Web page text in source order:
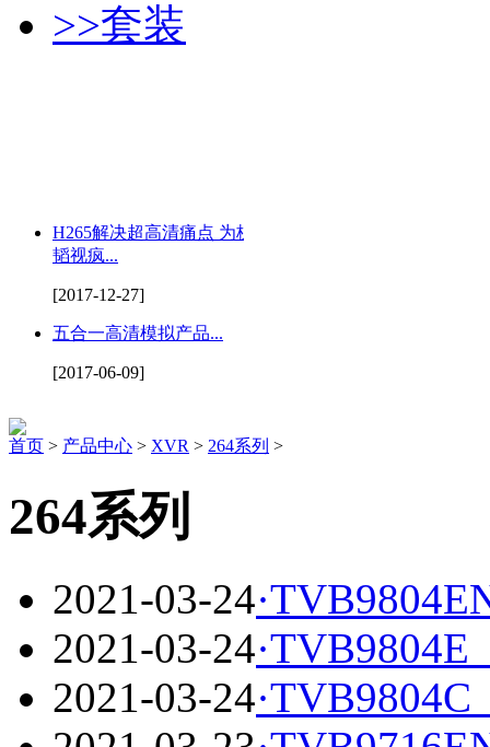
>>套装
H265解决超高清痛点 为杭州
韬视疯...
[2017-12-27]
五合一高清模拟产品...
[2017-06-09]
首页 > 产品中心 > XVR > 264系列 >
264系列
2021-03-24·
2021-03-24·
2021-03-24·